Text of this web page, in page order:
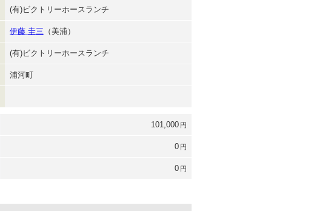
(有)ビクトリーホースランチ
伊藤 圭三 （美浦）
(有)ビクトリーホースランチ
浦河町
101,000 円
0 円
0 円